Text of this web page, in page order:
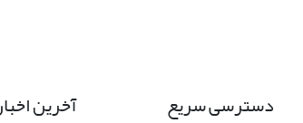
دسترسی سریع آخرین